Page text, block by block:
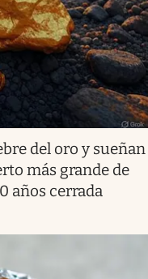
del oro y sueñan
más grande de
años cerrada